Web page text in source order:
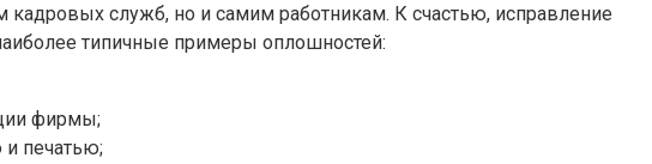
служб, но и самим работникам. К счастью, исправление
типичные примеры оплошностей:
фирмы;
и печатью;